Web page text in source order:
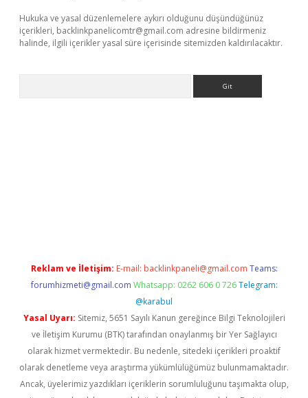
Hukuka ve yasal düzenlemelere aykırı olduğunu düşündüğünüz
içerikleri, backlinkpanelicomtr@gmail.com adresine bildirmeniz
halinde, ilgili içerikler yasal süre içerisinde sitemizden kaldırılacaktır.
Reklam ve İletişim: E-mail: backlinkpaneli@gmail.com Teams:
forumhizmeti@gmail.com Whatsapp: 0262 606 0 726 Telegram:
@karabul
Yasal Uyarı: Sitemiz, 5651 Sayılı Kanun gereğince Bilgi Teknolojileri
ve İletişim Kurumu (BTK) tarafından onaylanmış bir Yer Sağlayıcı
olarak hizmet vermektedir. Bu nedenle, sitedeki içerikleri proaktif
olarak denetleme veya araştırma yükümlülüğümüz bulunmamaktadır.
Ancak, üyelerimiz yazdıkları içeriklerin sorumluluğunu taşımakta olup,